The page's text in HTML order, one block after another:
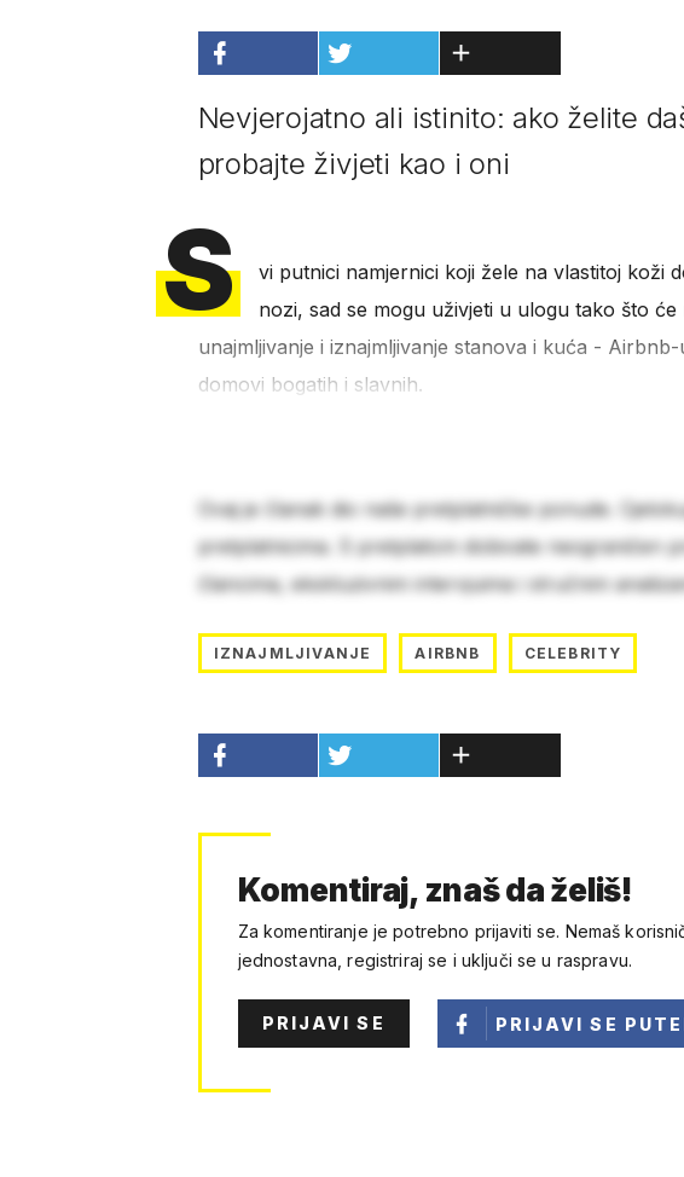
Nevjerojatno ali istinito: ako želite
probajte živjeti kao i oni
S
vi putnici namjernici koji žele na vlastitoj koži
nozi, sad se mogu uživjeti u ulogu tako što
unajmljivanje i iznajmljivanje stanova i kuća -
domovi bogatih i slavnih.
Ovaj je članak dio naše pretplatničke ponude.
pretplatnicima. S pretplatom dobivate neograničen
člancima, ekskluzivnim intervjuima i stručnim
IZNAJMLJIVANJE AIRBNB CELEBRITY
Komentiraj, znaš da želiš!
Za komentiranje je potrebno prijaviti se. Nemaš
jednostavna, registriraj se i uključi se u raspravu.
PRIJAVI SE PRIJAVI SE